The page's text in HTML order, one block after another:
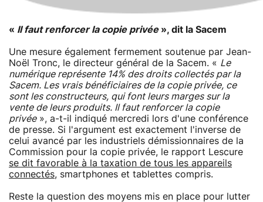
« Il faut renforcer la copie privée», dit la Sacem
Une mesure également fermement soutenue par Jean-
Noël Tronc, le directeur général de la Sacem. « Le
numérique représente 14% des droits collectés par la
Sacem. Les vrais bénéficiaires de la copie privée, ce
sont les constructeurs, qui font leurs marges sur la
vente de leurs produits. Il faut renforcer la copie
privée», a-t-il indiqué mercredi lors d'une conférence
de presse. Si l'argument est exactement l'inverse de
celui avancé par les industriels démissionnaires de la
Commission pour la copie privée, le rapport Lescure
se dit favorable à la taxation de tous les appareils
connectés, smartphones et tablettes compris.
Reste la question des moyens mis en place pour lutter